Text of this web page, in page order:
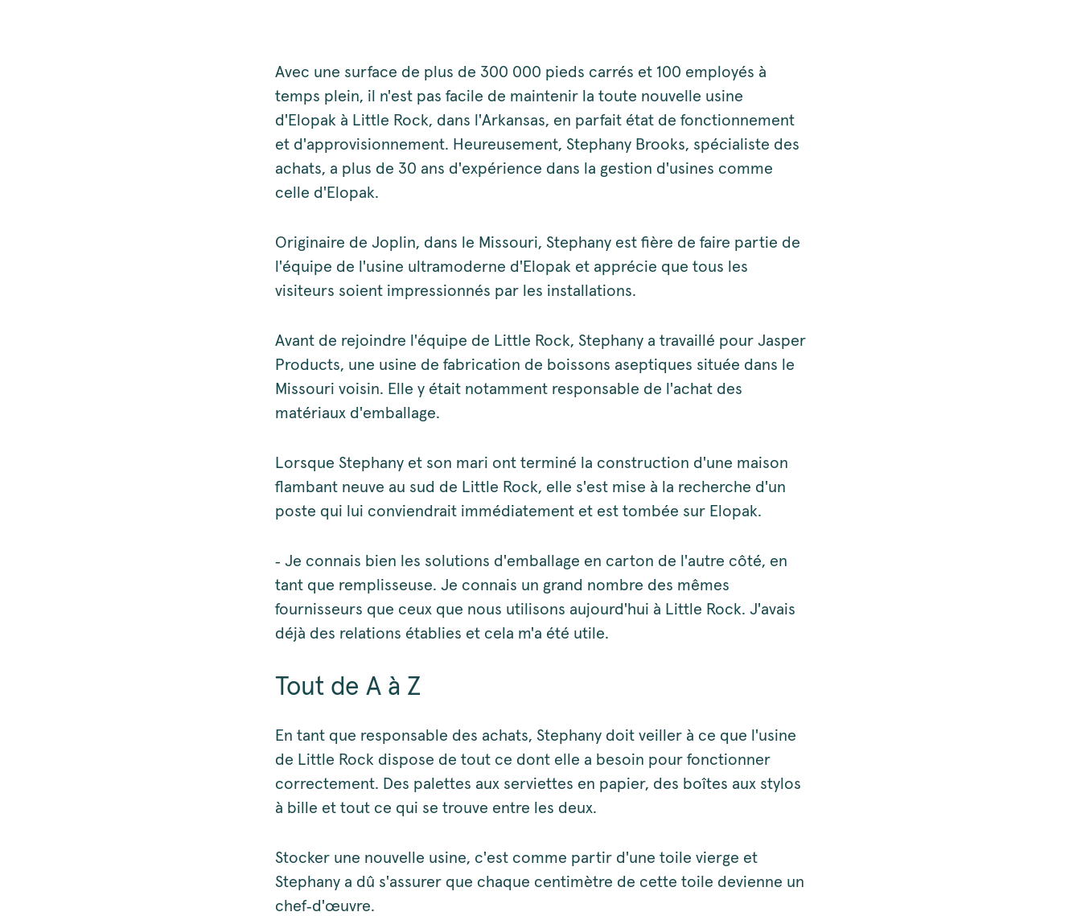
Avec une surface de plus de 300 000 pieds carrés et 100 employés à
temps plein, il n'est pas facile de maintenir la toute nouvelle usine
d'Elopak à Little Rock, dans l'Arkansas, en parfait état de fonctionnement
et d'approvisionnement. Heureusement, Stephany Brooks, spécialiste des
achats, a plus de 30 ans d'expérience dans la gestion d'usines comme
celle d'Elopak.
Originaire de Joplin, dans le Missouri, Stephany est fière de faire partie de
l'équipe de l'usine ultramoderne d'Elopak et apprécie que tous les
visiteurs soient impressionnés par les installations.
Avant de rejoindre l'équipe de Little Rock, Stephany a travaillé pour Jasper
Products, une usine de fabrication de boissons aseptiques située dans le
Missouri voisin. Elle y était notamment responsable de l'achat des
matériaux d'emballage.
Lorsque Stephany et son mari ont terminé la construction d'une maison
flambant neuve au sud de Little Rock, elle s'est mise à la recherche d'un
poste qui lui conviendrait immédiatement et est tombée sur Elopak.
‑ Je connais bien les solutions d'emballage en carton de l'autre côté, en
tant que remplisseuse. Je connais un grand nombre des mêmes
fournisseurs que ceux que nous utilisons aujourd'hui à Little Rock. J'avais
déjà des relations établies et cela m'a été utile.
Tout de A à Z
En tant que responsable des achats, Stephany doit veiller à ce que l'usine
de Little Rock dispose de tout ce dont elle a besoin pour fonctionner
correctement. Des palettes aux serviettes en papier, des boîtes aux stylos
à bille et tout ce qui se trouve entre les deux.
Stocker une nouvelle usine, c'est comme partir d'une toile vierge et
Stephany a dû s'assurer que chaque centimètre de cette toile devienne un
chef‑d'œuvre.